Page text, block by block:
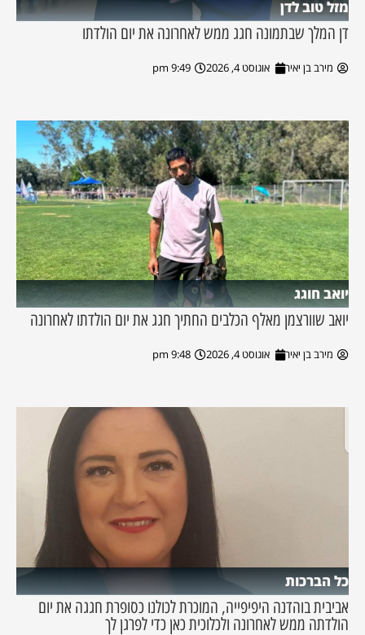
מזל טוב לדן
דן המלך שבתמונה חגג ממש לאחרונה את יום הולדתו
מירב בן יאיר אוגוסט 4, 2026 9:49 pm
יואב חוגג
יואב שוורצמן מאלף הכלבים החתיך חגג את יום הולדתו לאחרונה
מירב בן יאיר אוגוסט 4, 2026 9:48 pm
כל הברכות
אביבית בוהדנה היפיפייה, המוכרת לכולנו כסופרת חגגה את יום
הולדתה ממש לאחרונה ולכלוכית כאן כדי לפרגן לך